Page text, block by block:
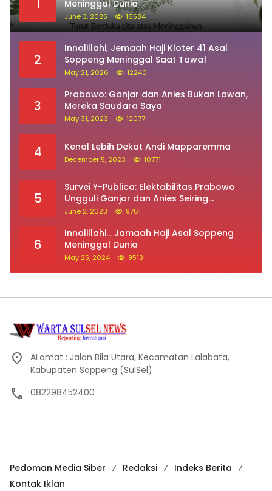
1
Meninggal Dunia
June 3, 2025 16584
2
Innalillahi, Jemaah Haji Kloter 41 Asal
Soppeng Meninggal Saat Tawaf
May 21, 2026 12240
3
Prabowo: Ganjar dan Anies Bukan Lawan,
Mereka Saudara Saya
May 31, 2023 12077
4 Kenal Lebih Dekat Andi Mapparemma
December 5, 2023 10771
5
Survei Y-Publica: Elektabilitas Prabowo
Ungguli Ganjar dan Anies Seiring
Kepuasan Terhadap Jokowi Naik
June 2, 2023 9761
6
Innalillahi… Jamaah Haji Asal Soppeng
Meninggal Dunia
May 25, 2024 9513
ALamat : Jalan Bila Utara, Kecamatan Lalabata,
Kabupaten Soppeng (SulSel)
082298452400
Pedoman Media Siber Redaksi
Indeks Berita
Kontak Iklan